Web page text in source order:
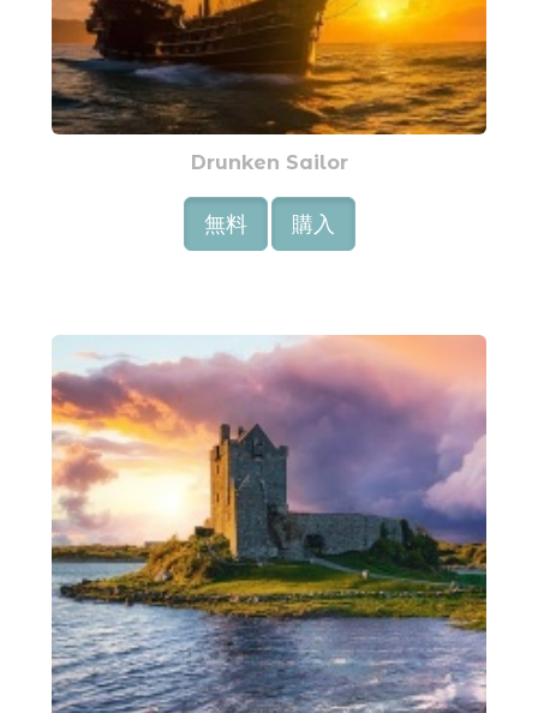
Drunken Sailor
無料 購入